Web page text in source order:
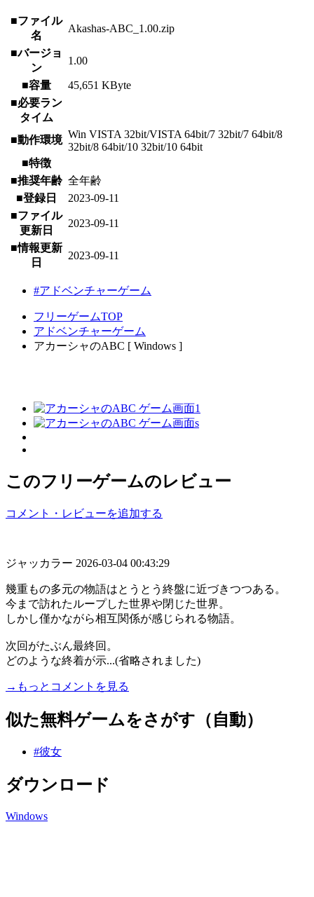
■ファイル
名
Akashas-ABC_1.00.zip
■バージョ
ン
1.00
■容量
45,651 KByte
■必要ラン
タイム
■動作環境 Win VISTA 32bit/VISTA 64bit/7 32bit/7 64bit/8
32bit/8 64bit/10 32bit/10 64bit
■特徴
■推奨年齢 全年齢
■登録日
2023-09-11
■ファイル
更新日
2023-09-11
■情報更新
日
2023-09-11
#アドベンチャーゲーム
フリーゲームTOP
アドベンチャーゲーム
アカーシャのABC [ Windows ]
このフリーゲームのレビュー
コメント・レビューを追加する
ジャッカラー 2026-03-04 00:43:29
幾重もの多元の物語はとうとう終盤に近づきつつある。
今まで訪れたループした世界や閉じた世界。
しかし僅かながら相互関係が感じられる物語。
次回がたぶん最終回。
どのような終着が示...(省略されました)
→もっとコメントを見る
似た無料ゲームをさがす（自動）
#彼女
ダウンロード
Windows